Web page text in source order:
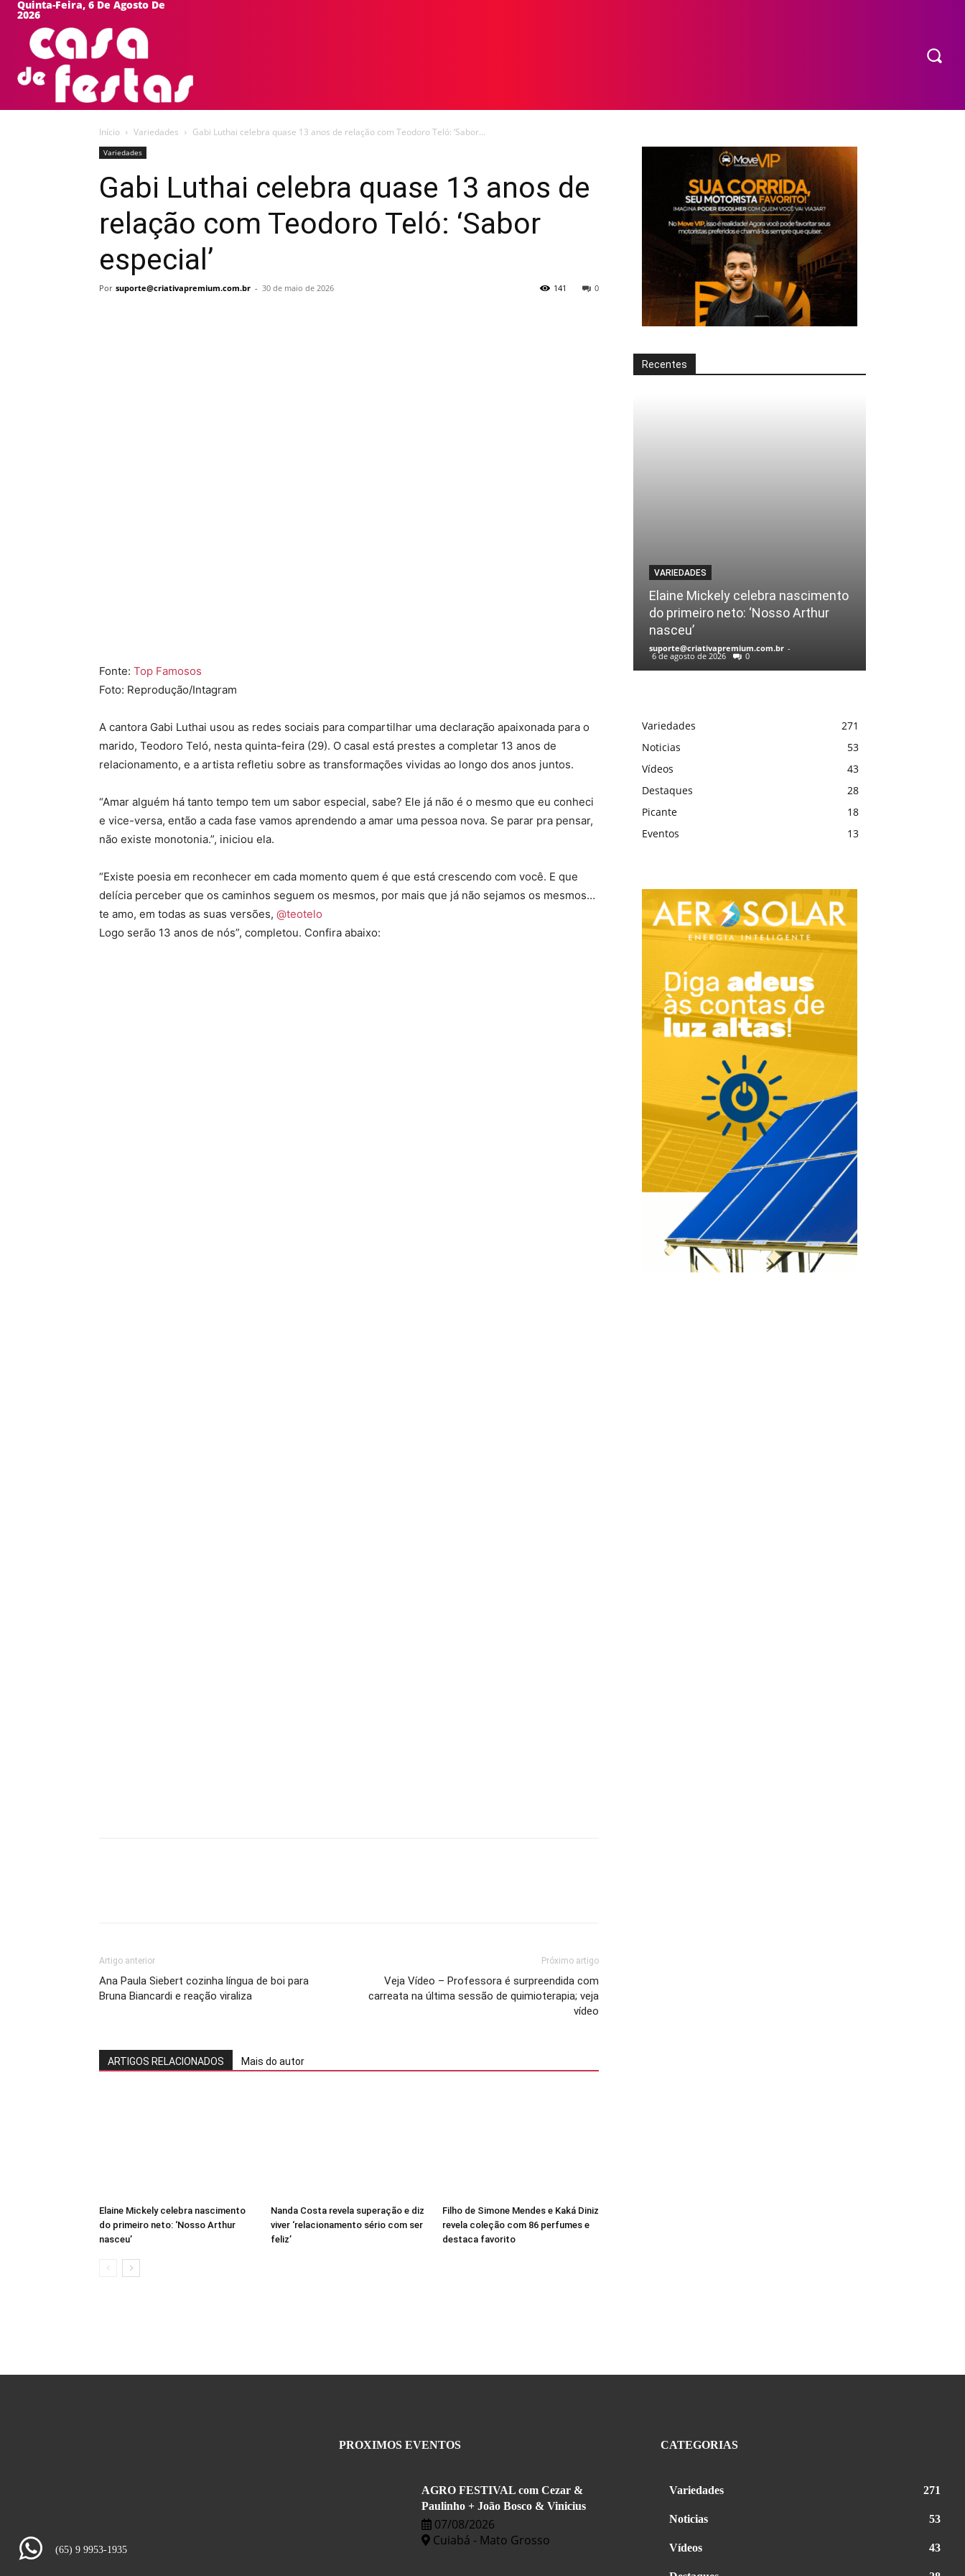
Quinta-Feira, 6 De Agosto De
2026
Início Variedades Gabi Luthai celebra quase 13 anos de relação com Teodoro Teló: ‘Sabor...
Variedades
Gabi Luthai celebra quase 13 anos de
relação com Teodoro Teló: ‘Sabor
especial’
Por suporte@criativapremium.com.br - 30 de maio de 2026 0
141
Fonte: Top Famosos
Foto: Reprodução/Intagram
A cantora Gabi Luthai usou as redes sociais para compartilhar uma declaração apaixonada para o
marido, Teodoro Teló, nesta quinta-feira (29). O casal está prestes a completar 13 anos de
relacionamento, e a artista refletiu sobre as transformações vividas ao longo dos anos juntos.
“Amar alguém há tanto tempo tem um sabor especial, sabe? Ele já não é o mesmo que eu conheci
e vice-versa, então a cada fase vamos aprendendo a amar uma pessoa nova. Se parar pra pensar,
não existe monotonia.”, iniciou ela.
“Existe poesia em reconhecer em cada momento quem é que está crescendo com você. E que
delícia perceber que os caminhos seguem os mesmos, por mais que já não sejamos os mesmos…
te amo, em todas as suas versões, @teotelo
Logo serão 13 anos de nós”, completou. Confira abaixo:
Artigo anterior
Ana Paula Siebert cozinha língua de boi para
Bruna Biancardi e reação viraliza
Próximo artigo
Veja Vídeo – Professora é surpreendida com
carreata na última sessão de quimioterapia; veja
vídeo
ARTIGOS RELACIONADOS Mais do autor
Elaine Mickely celebra nascimento
do primeiro neto: ‘Nosso Arthur
nasceu’
Nanda Costa revela superação e diz
viver ‘relacionamento sério com ser
feliz’
Filho de Simone Mendes e Kaká Diniz
revela coleção com 86 perfumes e
destaca favorito
Recentes
VARIEDADES
Elaine Mickely celebra nascimento
do primeiro neto: ‘Nosso Arthur
nasceu’
suporte@criativapremium.com.br -
6 de agosto de 2026 0
Variedades
271
Noticias
53
Vídeos
43
Destaques
28
Picante
18
Eventos
13
(65) 9 9953-1935
PROXIMOS EVENTOS
AGRO FESTIVAL com Cezar &
Paulinho + João Bosco & Vinicius
07/08/2026
Cuiabá - Mato Grosso
CATEGORIAS
Variedades 271
Noticias 53
Vídeos 43